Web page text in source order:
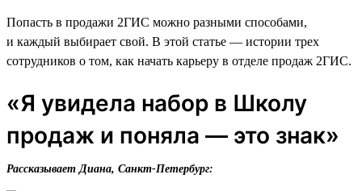
Попасть в продажи 2ГИС можно разными способами,
и каждый выбирает свой. В этой статье — истории трех
сотрудников о том, как начать карьеру в отделе продаж 2ГИС.
«Я увидела набор в Школу
продаж и поняла — это знак»
Рассказывает Диана, Санкт-Петербург: